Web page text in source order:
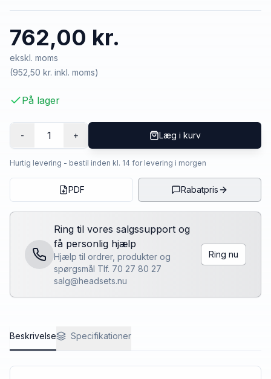
762,00 kr.
ekskl. moms
(952,50 kr. inkl. moms)
På lager
- 1 + Læg i kurv
Hurtig levering - bestil inden kl. 14 for levering i morgen
PDF Rabatpris
Ring til vores salgssupport og
få personlig hjælp
Hjælp til ordrer, produkter og
spørgsmål Tlf. 70 27 80 27
salg@headsets.nu
Ring nu
Beskrivelse Specifikationer